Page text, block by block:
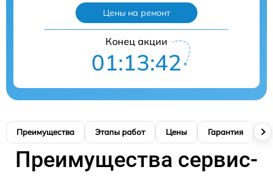
Цены на ремонт
Конец акции
01:13:41
Преимущества Этапы работ Цены Гарантия
Преимущества сервис-